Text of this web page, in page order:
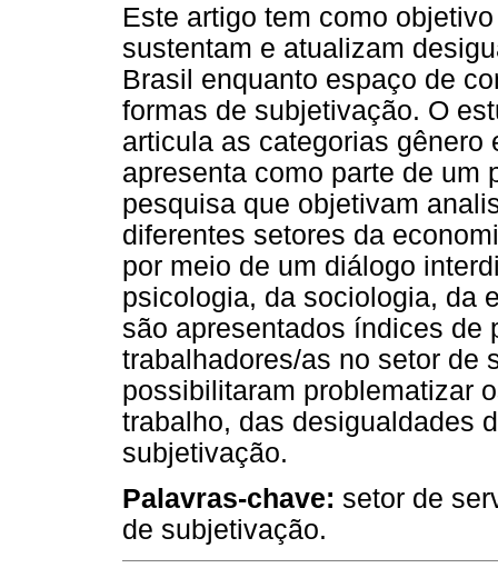
Este artigo tem como
sustentam e atualizam
Brasil enquanto espaço de
formas de subjetivação. O
articula as categorias
apresenta como parte de um
pesquisa que objetivam
diferentes setores da
por meio de um diálogo
psicologia, da sociologia, da
são apresentados índices de
trabalhadores/as no setor de
possibilitaram problematizar
trabalho, das desigualdades
subjetivação.
Palavras-chave: setor de
de subjetivação.